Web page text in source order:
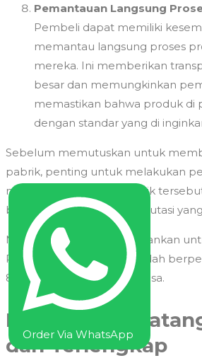
Pemantauan Langsung
Pembeli dapat memiliki
memantau langsung proses
mereka. Ini memberikan
besar dan memungkinkan
memastikan bahwa produk di
dengan standar yang di
Sebelum memutuskan untuk
pabrik, penting untuk melakukan
menyeluruh tentang pabrik
bahwa pabrik memiliki reputasi
Maka dari itu kami menyarankan
Pabrik Busa Zgen yang sudah
8 tahun dalam Produksi busa.
Pabrik Busa
dan Terlengkap
Order Via WhatsApp